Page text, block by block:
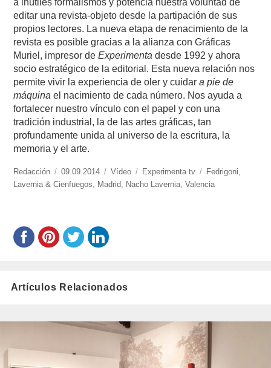
editar una revista-objeto desde la partipación de sus
propios lectores. La nueva etapa de renacimiento de la
revista es posible gracias a la alianza con Gráficas
Muriel, impresor deExperimenta desde 1992 y ahora
socio estratégico de la editorial. Esta nueva relación nos
permite vivir la experiencia de oler y cuidara pie de
máquina el nacimiento de cada número. Nos ayuda a
fortalecer nuestro vínculo con el papel y con una
tradición industrial, la de las artes gráficas, tan
profundamente unida al universo de la escritura, la
memoria y el arte.
https://www.experimenta.es/author/redaccion/
Redacción
Publicado
el
09.09.2014 Formato
Vídeo Categorías
Experimenta tv Etiquetas
Fedrigoni
Lavernia & Cienfuegos
Madrid Nacho Lavernia ,Valencia
Artículos Relacionados